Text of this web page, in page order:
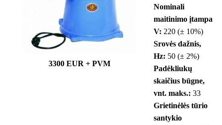
3300 EUR + PVM
Nominali
maitinimo įtampa
V: 220 (± 10%)
Srovės dažnis,
Hz: 50 (± 2%)
Padėkliukų
skaičius būgne,
vnt. maks.: 33
Grietinėlės tūrio
santykio